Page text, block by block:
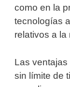
como en la
tecnologías
relativos a la
Las
sin límite de